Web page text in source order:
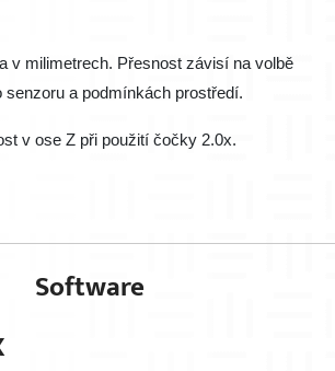
v milimetrech. Přesnost závisí na volbě
senzoru a podmínkách prostředí.
v ose Z při použití čočky 2.0x.
Software